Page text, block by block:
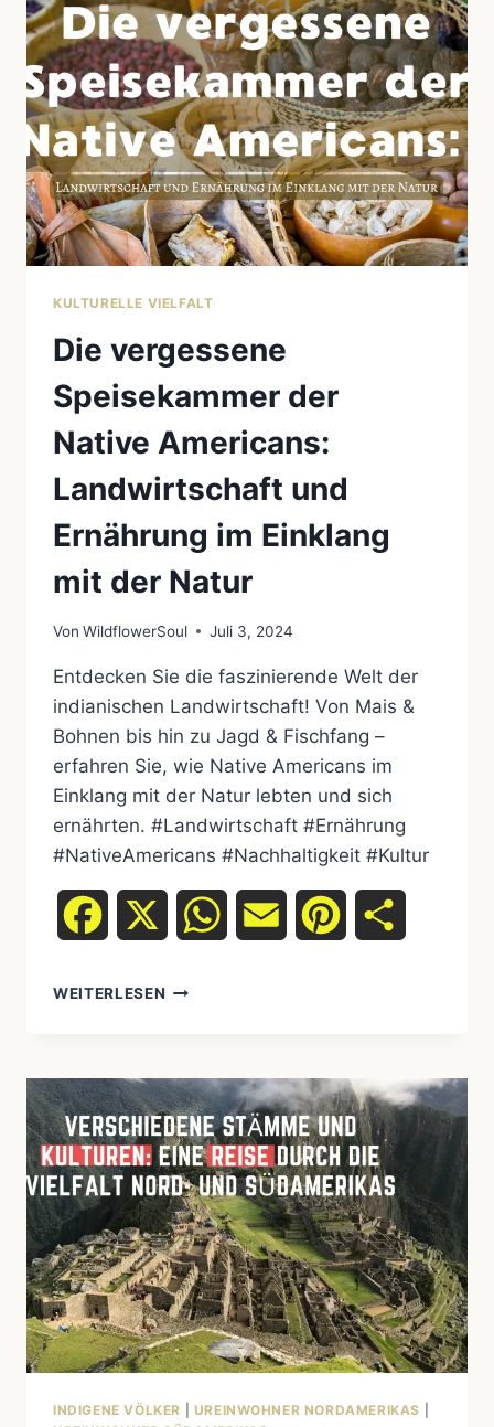
IN
DER
GEMEINSCHAFT
KULTURELLE VIELFALT
Die vergessene
Speisekammer der
Native Americans:
Landwirtschaft und
Ernährung im Einklang
mit der Natur
Von WildflowerSoul Juli 3, 2024
Entdecken Sie die faszinierende Welt der
indianischen Landwirtschaft! Von Mais &
Bohnen bis hin zu Jagd & Fischfang –
erfahren Sie, wie Native Americans im
Einklang mit der Natur lebten und sich
ernährten. #Landwirtschaft #Ernährung
#NativeAmericans #Nachhaltigkeit #Kultur
Facebook WhatsAppEmail Pinterest
WEITERLESEN DIE
NATIVE
AMERICANS:
LANDWIRTSCHAFT
UND
ERNÄHRUNG
IM
EINKLANG
MIT
DER
NATUR
INDIGENE VÖLKER UREINWOHNER NORDAMERIKAS